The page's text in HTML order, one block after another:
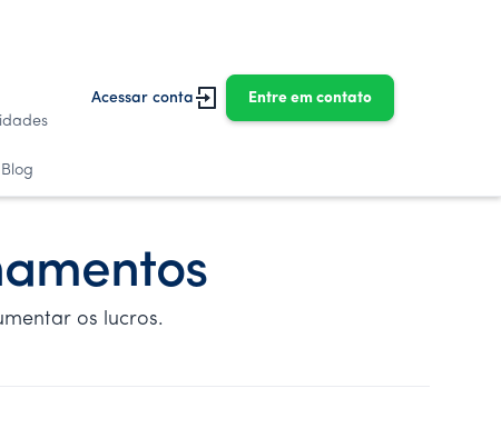
Blog
Acessar conta Entre em contato
os lucros.